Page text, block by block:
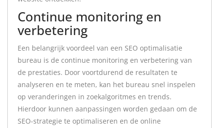
Continue monitoring en
verbetering
Een belangrijk voordeel van een SEO optimalisatie
bureau is de continue monitoring en verbetering van
de prestaties. Door voortdurend de resultaten te
analyseren en te meten, kan het bureau snel inspelen
op veranderingen in zoekalgoritmes en trends.
Hierdoor kunnen aanpassingen worden gedaan om de
SEO-strategie te optimaliseren en de online